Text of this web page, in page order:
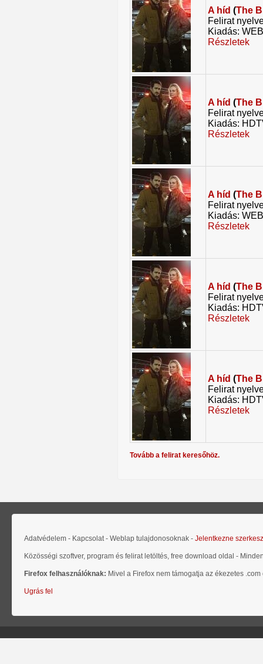
A híd (The
Felirat
Kiadás:
Részletek
A híd (The
Felirat
Kiadás:
Részletek
A híd (The
Felirat
Kiadás:
Részletek
A híd (The
Felirat
Kiadás:
Részletek
A híd (The
Felirat
Kiadás:
Részletek
Tovább a felirat keresőhöz.
Adatvédelem - Kapcsolat - Weblap tulajdonosoknak - Jelentkezne
Közösségi szoftver, program és felirat letöltés, free download oldal -
Firefox felhasználóknak: Mivel a Firefox nem támogatja az ékezetes
Ugrás fel